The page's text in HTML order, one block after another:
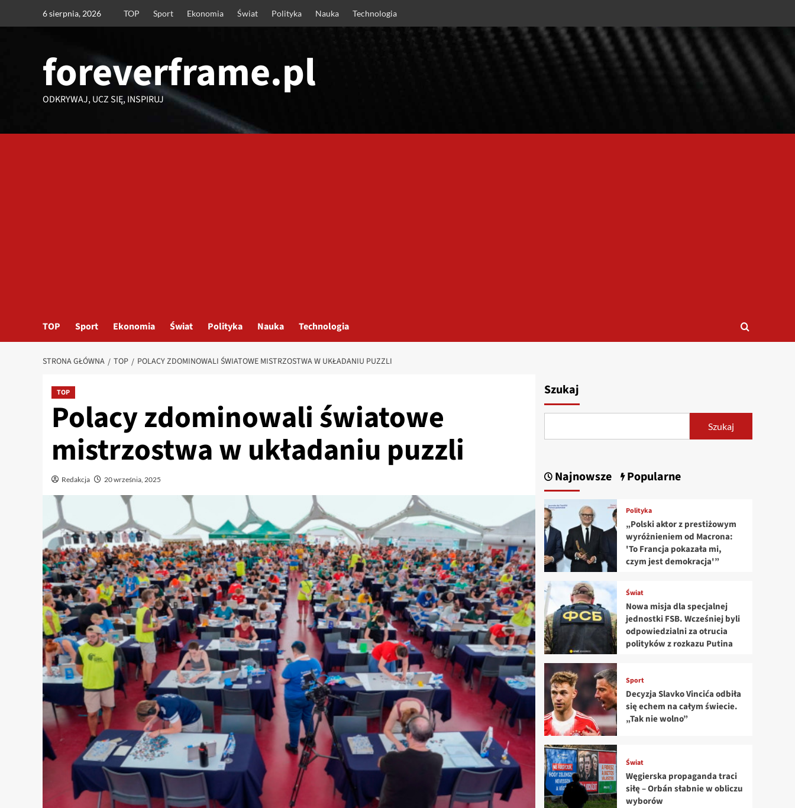
6 sierpnia, 2026 TOP Sport Ekonomia Świat Polityka Nauka Technologia
foreverframe.pl
ODKRYWAJ, UCZ SIĘ, INSPIRUJ
TOP Sport Ekonomia Świat Polityka Nauka Technologia
STRONA GŁÓWNA TOP POLACY ZDOMINOWALI ŚWIATOWE MISTRZOSTWA W UKŁADANIU PUZZLI
TOP
Polacy zdominowali światowe
mistrzostwa w układaniu puzzli
Redakcja 20 września, 2025
Szukaj
Szukaj
Najnowsze Popularne
Polityka
„Polski aktor z prestiżowym
wyróżnieniem od Macrona:
'To Francja pokazała mi,
czym jest demokracja'”
Świat
Nowa misja dla specjalnej
jednostki FSB. Wcześniej byli
odpowiedzialni za otrucia
polityków z rozkazu Putina
Sport
Decyzja Slavko Vincića odbiła
się echem na całym świecie.
„Tak nie wolno”
Świat
Węgierska propaganda traci
siłę – Orbán słabnie w obliczu
wyborów